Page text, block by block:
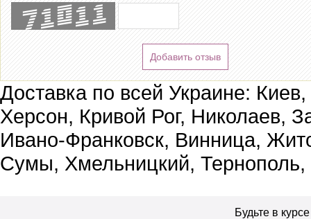
Добавить отзыв
Доставка по всей Украине:
Херсон, Кривой Рог, Николаев,
Ивано-Франковск, Винница,
Сумы, Хмельницкий, Тернополь,
Будьте в